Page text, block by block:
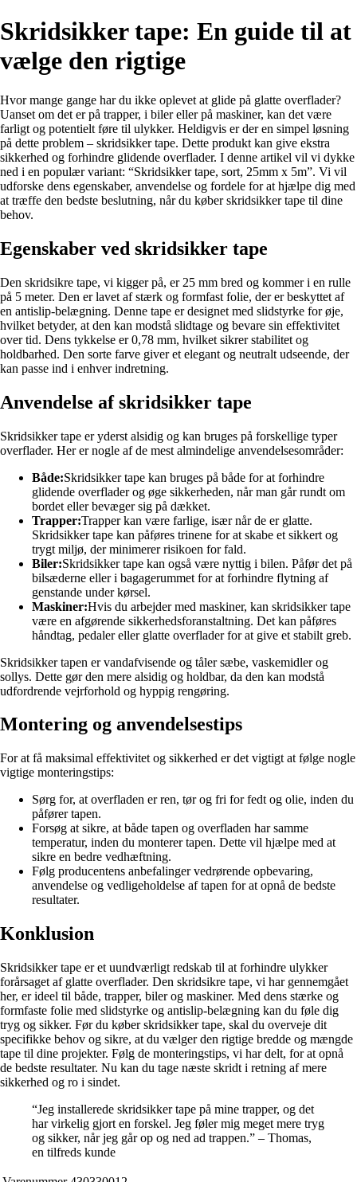
Skridsikker tape: En guide til at
vælge den rigtige
Hvor mange gange har du ikke oplevet at glide på glatte overflader?
Uanset om det er på trapper, i biler eller på maskiner, kan det være
farligt og potentielt føre til ulykker. Heldigvis er der en simpel løsning
på dette problem – skridsikker tape. Dette produkt kan give ekstra
sikkerhed og forhindre glidende overflader. I denne artikel vil vi dykke
ned i en populær variant: “Skridsikker tape, sort, 25mm x 5m”. Vi vil
udforske dens egenskaber, anvendelse og fordele for at hjælpe dig med
at træffe den bedste beslutning, når du køber skridsikker tape til dine
behov.
Egenskaber ved skridsikker tape
Den skridsikre tape, vi kigger på, er 25 mm bred og kommer i en rulle
på 5 meter. Den er lavet af stærk og formfast folie, der er beskyttet af
en antislip-belægning. Denne tape er designet med slidstyrke for øje,
hvilket betyder, at den kan modstå slidtage og bevare sin effektivitet
over tid. Dens tykkelse er 0,78 mm, hvilket sikrer stabilitet og
holdbarhed. Den sorte farve giver et elegant og neutralt udseende, der
kan passe ind i enhver indretning.
Anvendelse af skridsikker tape
Skridsikker tape er yderst alsidig og kan bruges på forskellige typer
overflader. Her er nogle af de mest almindelige anvendelsesområder:
Både:Skridsikker tape kan bruges på både for at forhindre
glidende overflader og øge sikkerheden, når man går rundt om
bordet eller bevæger sig på dækket.
Trapper:Trapper kan være farlige, især når de er glatte.
Skridsikker tape kan påføres trinene for at skabe et sikkert og
trygt miljø, der minimerer risikoen for fald.
Biler:Skridsikker tape kan også være nyttig i bilen. Påfør det på
bilsæderne eller i bagagerummet for at forhindre flytning af
genstande under kørsel.
Maskiner:Hvis du arbejder med maskiner, kan skridsikker tape
være en afgørende sikkerhedsforanstaltning. Det kan påføres
håndtag, pedaler eller glatte overflader for at give et stabilt greb.
Skridsikker tapen er vandafvisende og tåler sæbe, vaskemidler og
sollys. Dette gør den mere alsidig og holdbar, da den kan modstå
udfordrende vejrforhold og hyppig rengøring.
Montering og anvendelsestips
For at få maksimal effektivitet og sikkerhed er det vigtigt at følge nogle
vigtige monteringstips:
Sørg for, at overfladen er ren, tør og fri for fedt og olie, inden du
påfører tapen.
Forsøg at sikre, at både tapen og overfladen har samme
temperatur, inden du monterer tapen. Dette vil hjælpe med at
sikre en bedre vedhæftning.
Følg producentens anbefalinger vedrørende opbevaring,
anvendelse og vedligeholdelse af tapen for at opnå de bedste
resultater.
Konklusion
Skridsikker tape er et uundværligt redskab til at forhindre ulykker
forårsaget af glatte overflader. Den skridsikre tape, vi har gennemgået
her, er ideel til både, trapper, biler og maskiner. Med dens stærke og
formfaste folie med slidstyrke og antislip-belægning kan du føle dig
tryg og sikker. Før du køber skridsikker tape, skal du overveje dit
specifikke behov og sikre, at du vælger den rigtige bredde og mængde
tape til dine projekter. Følg de monteringstips, vi har delt, for at opnå
de bedste resultater. Nu kan du tage næste skridt i retning af mere
sikkerhed og ro i sindet.
“Jeg installerede skridsikker tape på mine trapper, og det
har virkelig gjort en forskel. Jeg føler mig meget mere tryg
og sikker, når jeg går op og ned ad trappen.” – Thomas,
en tilfreds kunde